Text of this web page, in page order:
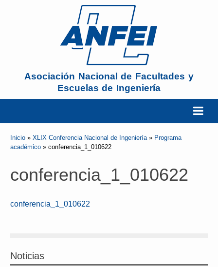
Asociación Nacional de Facultades y
Escuelas de Ingeniería
La ANFEI
Reuniones y Conferencias
Publicaciones
Inicio »XLIX Conferencia Nacional de Ingeniería» Programa
académico »conferencia_1_010622
conferencia_1_010622
conferencia_1_010622
Noticias